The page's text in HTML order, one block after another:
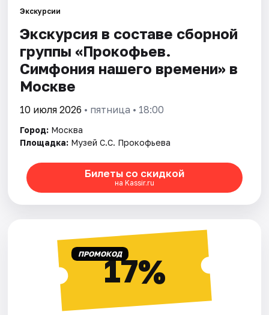
Города
Площадки
Артисты
Рейтинги
Экскурсии
Экскурсия в составе сборной
группы «Прокофьев.
Симфония нашего времени» в
Москве
10 июля 2026 • пятница • 18:00
Город: Москва
Площадка: Музей С.С. Прокофьева
Билеты со скидкой
на Kassir.ru
ПРОМОКОД17%